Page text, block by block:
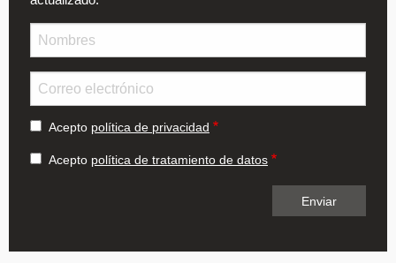
Acepto política de privacidad
Acepto política de tratamiento de datos